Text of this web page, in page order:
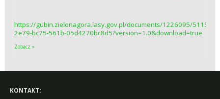
https://gubin.zielonagora.lasy.gov.pl/documents/1226095/
2e79-bc75-561b-05d4270bc8d5?version=1.0&download=true
Zobacz »
KONTAKT: